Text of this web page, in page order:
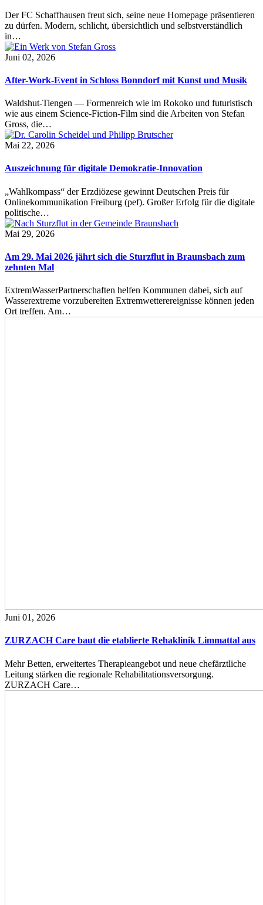
Der FC Schaffhausen freut sich, seine neue Homepage präsentieren
zu dürfen. Modern, schlicht, übersichtlich und selbstverständlich
in…
Juni 02, 2026
After-Work-Event in Schloss Bonndorf mit Kunst und Musik
Waldshut-Tiengen — Formenreich wie im Rokoko und futuristisch
wie aus einem Science-Fiction-Film sind die Arbeiten von Stefan
Gross, die…
Mai 22, 2026
Auszeichnung für digitale Demokratie-Innovation
„Wahlkompass“ der Erzdiözese gewinnt Deutschen Preis für
Onlinekommunikation Freiburg (pef). Großer Erfolg für die digitale
politische…
Mai 29, 2026
Am 29. Mai 2026 jährt sich die Sturzflut in Braunsbach zum
zehnten Mal
ExtremWasserPartnerschaften helfen Kommunen dabei, sich auf
Wasserextreme vorzubereiten Extremwetterereignisse können jeden
Ort treffen. Am…
Juni 01, 2026
ZURZACH Care baut die etablierte Rehaklinik Limmattal aus
Mehr Betten, erweitertes Therapieangebot und neue chefärztliche
Leitung stärken die regionale Rehabilitationsversorgung.
ZURZACH Care…